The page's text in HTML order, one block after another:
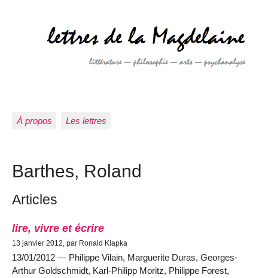
À propos Les lettres
Barthes, Roland
Articles
lire, vivre et écrire
13 janvier 2012, par Ronald Klapka
13/01/2012 — Philippe Vilain, Marguerite Duras, Georges-
Arthur Goldschmidt, Karl-Philipp Moritz, Philippe Forest,